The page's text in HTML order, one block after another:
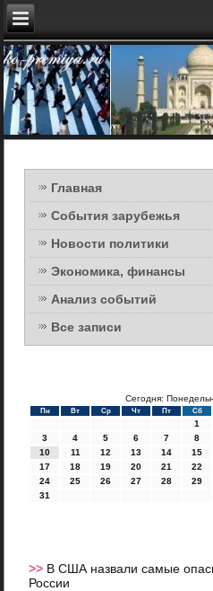
Главная
События зарубежья
Новости политики
Экономика, финансы
Анализ событий
Все записи
Сегодня:
Пн Вт Ср Чт Пт Сб
1
3
4 5 6 7 8
10
11 12 13 14 15
17
18 19 20 21 22
24
25 26 27 28 29
31
>> В США назвали самые
России